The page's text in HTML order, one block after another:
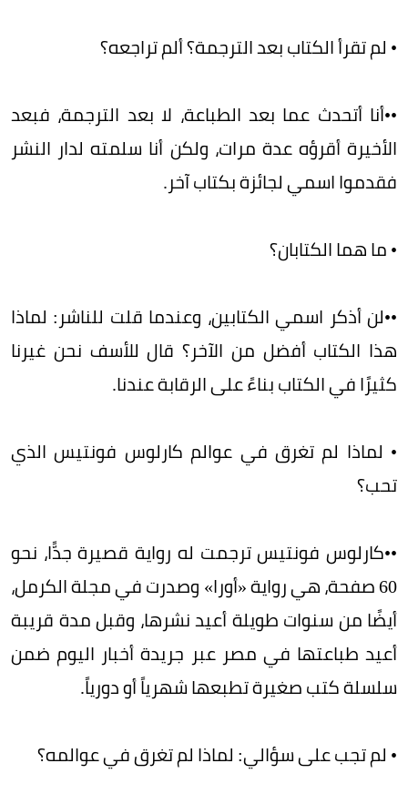
• لم تقرأ الكتاب بعد الترجمة؟ ألم تراجعه؟
••أنا أتحدث عما بعد الطباعة، لا بعد الترجمة، فبعد
الأخيرة أقرؤه عدة مرات، ولكن أنا سلمته لدار النشر
فقدموا اسمي لجائزة بكتاب آخر.
• ما هما الكتابان؟
••لن أذكر اسمي الكتابين، وعندما قلت للناشر: لماذا
هذا الكتاب أفضل من الآخر؟ قال للأسف نحن غيرنا
كثيرًا في الكتاب بناءً على الرقابة عندنا.
• لماذا لم تغرق في عوالم كارلوس فونتيس الذي
تحب؟
••كارلوس فونتيس ترجمت له رواية قصيرة جدًّا، نحو
60 صفحة، هي رواية «أورا» وصدرت في مجلة الكرمل،
أيضًا من سنوات طويلة أعيد نشرها، وقبل مدة قريبة
أعيد طباعتها في مصر عبر جريدة أخبار اليوم ضمن
سلسلة كتب صغيرة تطبعها شهرياً أو دورياً.
• لم تجب على سؤالي: لماذا لم تغرق في عوالمه؟